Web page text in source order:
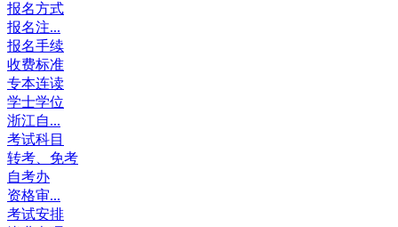
报名方式
报名注...
报名手续
收费标准
专本连读
学士学位
浙江自...
考试科目
转考、免考
自考办
资格审...
考试安排